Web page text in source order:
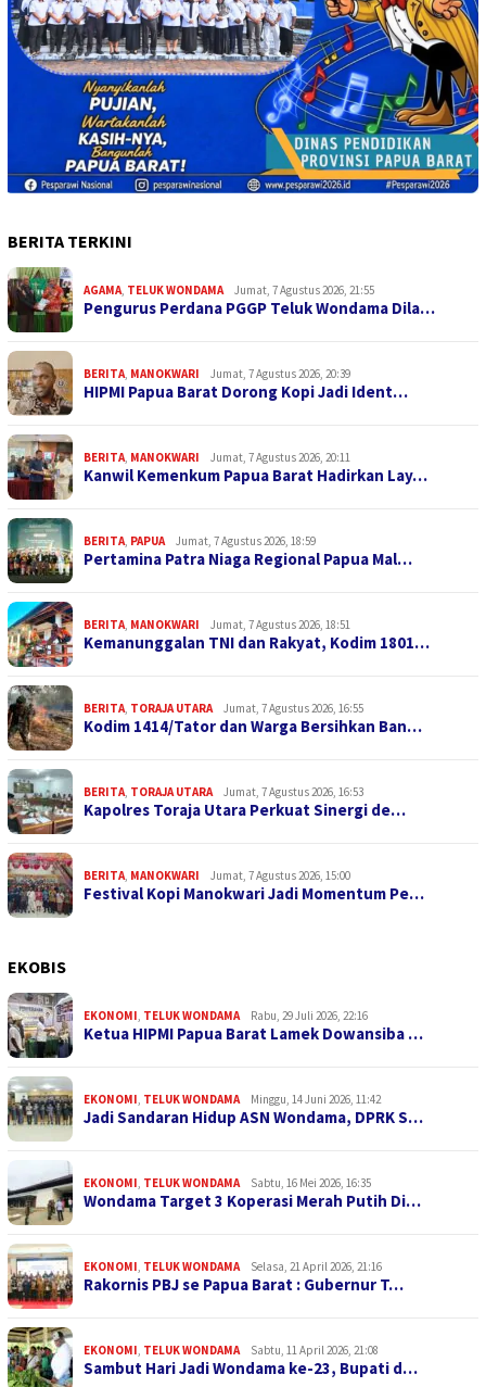
BERITA TERKINI
AGAMA TELUK WONDAMA Jumat, 7 Agustus 2026, 21:55
Pengurus Perdana PGGP Teluk Wondama Dila…
BERITA MANOKWARI Jumat, 7 Agustus 2026, 20:39
HIPMI Papua Barat Dorong Kopi Jadi Ident…
BERITA MANOKWARI Jumat, 7 Agustus 2026, 20:11
Kanwil Kemenkum Papua Barat Hadirkan Lay…
BERITA PAPUA Jumat, 7 Agustus 2026, 18:59
Pertamina Patra Niaga Regional Papua Mal…
BERITA MANOKWARI Jumat, 7 Agustus 2026, 18:51
Kemanunggalan TNI dan Rakyat, Kodim 1801…
BERITA TORAJA UTARA Jumat, 7 Agustus 2026, 16:55
Kodim 1414/Tator dan Warga Bersihkan Ban…
BERITA TORAJA UTARA Jumat, 7 Agustus 2026, 16:53
Kapolres Toraja Utara Perkuat Sinergi de…
BERITA MANOKWARI Jumat, 7 Agustus 2026, 15:00
Festival Kopi Manokwari Jadi Momentum Pe…
EKOBIS
EKONOMI TELUK WONDAMA Rabu, 29 Juli 2026, 22:16
Ketua HIPMI Papua Barat Lamek Dowansiba …
EKONOMI TELUK WONDAMA Minggu, 14 Juni 2026, 11:42
Jadi Sandaran Hidup ASN Wondama, DPRK S…
EKONOMI TELUK WONDAMA Sabtu, 16 Mei 2026, 16:35
Wondama Target 3 Koperasi Merah Putih Di…
EKONOMI TELUK WONDAMA Selasa, 21 April 2026, 21:16
Rakornis PBJ se Papua Barat : Gubernur T…
EKONOMI TELUK WONDAMA Sabtu, 11 April 2026, 21:08
Sambut Hari Jadi Wondama ke-23, Bupati d…